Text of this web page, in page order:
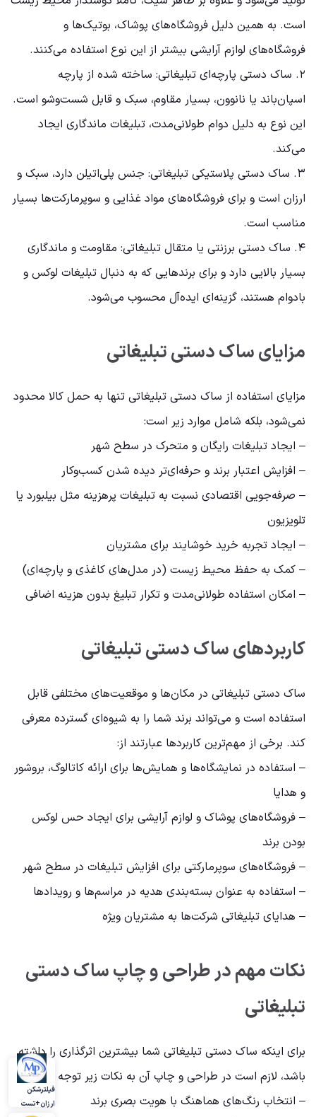
است. به همین دلیل فروشگاه‌های پوشاک، بوتیک‌ها و
فروشگاه‌های لوازم آرایشی بیشتر از این نوع استفاده می‌کنند.
۲. ساک دستی پارچه‌ای تبلیغاتی: ساخته شده از پارچه
اسپان‌باند یا نانوون، بسیار مقاوم، سبک و قابل شست‌وشو است.
این نوع به دلیل دوام طولانی‌مدت، تبلیغات ماندگاری ایجاد
می‌کند.
۳. ساک دستی پلاستیکی تبلیغاتی: جنس پلی‌اتیلن دارد، سبک و
ارزان است و برای فروشگاه‌های مواد غذایی و سوپرمارکت‌ها بسیار
مناسب است.
۴. ساک دستی برزنتی یا متقال تبلیغاتی: مقاومت و ماندگاری
بسیار بالایی دارد و برای برندهایی که به دنبال تبلیغات لوکس و
بادوام هستند، گزینه‌ای ایده‌آل محسوب می‌شود.
مزایای ساک دستی تبلیغاتی
مزایای استفاده از ساک دستی تبلیغاتی تنها به حمل کالا محدود
نمی‌شود، بلکه شامل موارد زیر است:
– ایجاد تبلیغات رایگان و متحرک در سطح شهر
– افزایش اعتبار برند و حرفه‌ای‌تر دیده شدن کسب‌وکار
– صرفه‌جویی اقتصادی نسبت به تبلیغات پرهزینه مثل بیلبورد یا
تلویزیون
– ایجاد تجربه خرید خوشایند برای مشتریان
– کمک به حفظ محیط زیست (در مدل‌های کاغذی و پارچه‌ای)
– امکان استفاده طولانی‌مدت و تکرار تبلیغ بدون هزینه اضافی
کاربردهای ساک دستی تبلیغاتی
ساک دستی تبلیغاتی در مکان‌ها و موقعیت‌های مختلفی قابل
استفاده است و می‌تواند برند شما را به شیوه‌ای گسترده معرفی
کند. برخی از مهم‌ترین کاربردها عبارتند از:
– استفاده در نمایشگاه‌ها و همایش‌ها برای ارائه کاتالوگ، بروشور
و هدایا
– فروشگاه‌های پوشاک و لوازم آرایشی برای ایجاد حس لوکس
بودن برند
– فروشگاه‌های سوپرمارکتی برای افزایش تبلیغات در سطح شهر
– استفاده به عنوان بسته‌بندی هدیه در مراسم‌ها و رویدادها
– هدایای تبلیغاتی شرکت‌ها به مشتریان ویژه
نکات مهم در طراحی و چاپ ساک دستی
تبلیغاتی
برای اینکه ساک دستی تبلیغاتی شما بیشترین اثرگذاری را داشته
باشد، لازم است در طراحی و چاپ آن به نکات زیر توجه کنید:
– انتخاب رنگ‌های هماهنگ با هویت بصری برند
فیلترشکن
ارزان+تست